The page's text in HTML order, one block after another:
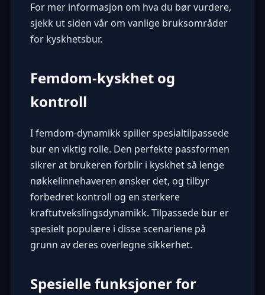
For mer informasjon om hva du bør vurdere,
sjekk ut siden vår om vanlige bruksområder
for kyskhetsbur.
Femdom-kyskhet og
kontroll
I femdom-dynamikk spiller spesialtilpassede
bur en viktig rolle. Den perfekte passformen
sikrer at brukeren forblir i kyskhet så lenge
nøkkelinnehaveren ønsker det, og tilbyr
forbedret kontroll og en sterkere
kraftutvekslingsdynamikk. Tilpassede bur er
spesielt populære i disse scenariene på
grunn av deres overlegne sikkerhet.
Spesielle funksjoner for